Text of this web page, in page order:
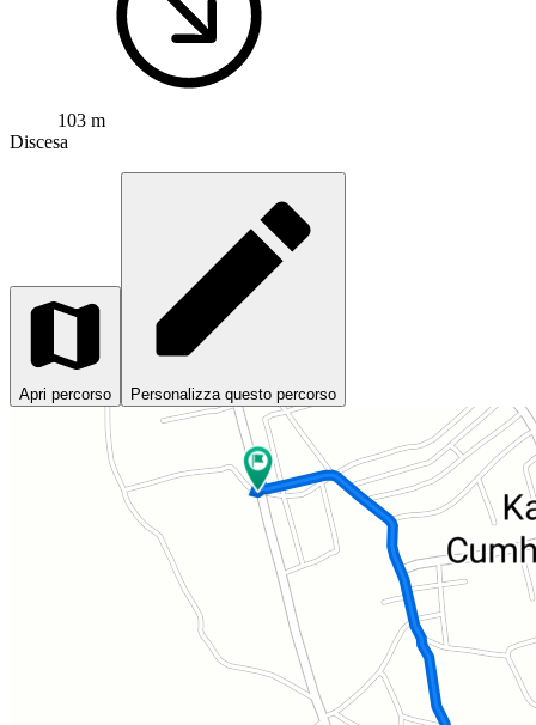
103 m
Discesa
Apri percorso Personalizza questo percorso